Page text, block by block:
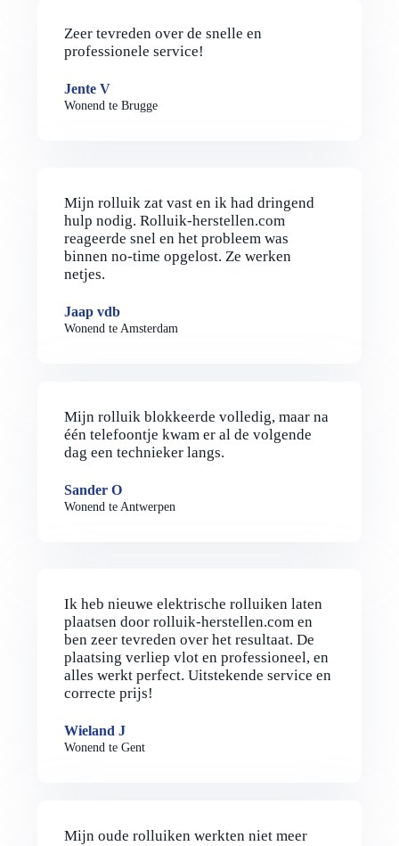
Zeer tevreden over de snelle en
professionele service!
Jente V
Wonend te Brugge
Mijn rolluik zat vast en ik had dringend
hulp nodig. Rolluik-herstellen.com
reageerde snel en het probleem was
binnen no-time opgelost. Ze werken
netjes.
Jaap vdb
Wonend te Amsterdam
Mijn rolluik blokkeerde volledig, maar na
één telefoontje kwam er al de volgende
dag een technieker langs.
Sander O
Wonend te Antwerpen
Ik heb nieuwe elektrische rolluiken laten
plaatsen door rolluik-herstellen.com en
ben zeer tevreden over het resultaat. De
plaatsing verliep vlot en professioneel, en
alles werkt perfect. Uitstekende service en
correcte prijs!
Wieland J
Wonend te Gent
Mijn oude rolluiken werkten niet meer